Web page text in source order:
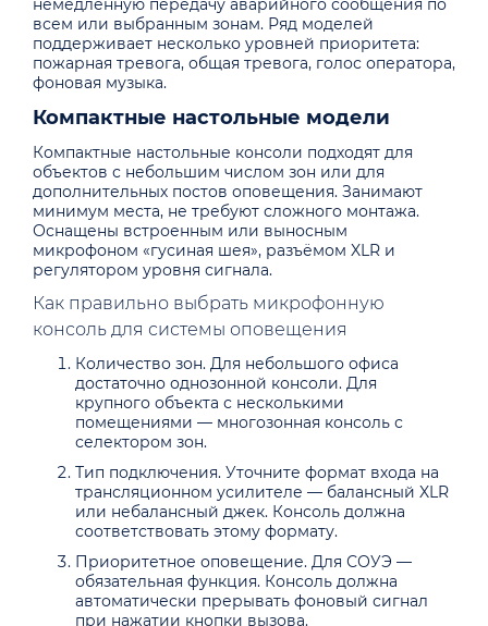
немедленную передачу аварийного сообщения по
всем или выбранным зонам. Ряд моделей
поддерживает несколько уровней приоритета:
пожарная тревога, общая тревога, голос оператора,
фоновая музыка.
Компактные настольные модели
Компактные настольные консоли подходят для
объектов с небольшим числом зон или для
дополнительных постов оповещения. Занимают
минимум места, не требуют сложного монтажа.
Оснащены встроенным или выносным
микрофоном «гусиная шея», разъёмом XLR и
регулятором уровня сигнала.
Как правильно выбрать микрофонную
консоль для системы оповещения
Количество зон. Для небольшого офиса
достаточно однозонной консоли. Для
крупного объекта с несколькими
помещениями — многозонная консоль с
селектором зон.
Тип подключения. Уточните формат входа на
трансляционном усилителе — балансный XLR
или небалансный джек. Консоль должна
соответствовать этому формату.
Приоритетное оповещение. Для СОУЭ —
обязательная функция. Консоль должна
автоматически прерывать фоновый сигнал
при нажатии кнопки вызова.